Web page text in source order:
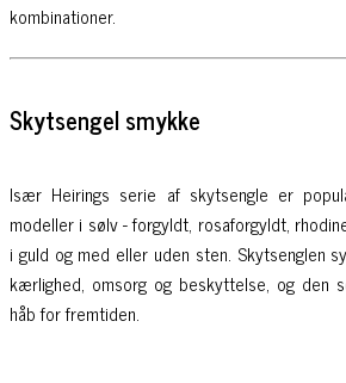
kombinationer.
Skytsengel smykke
Især Heirings serie af skytsengle er
modeller i sølv - forgyldt, rosaforgyldt,
i guld og med eller uden sten. Skytsenglen
kærlighed, omsorg og beskyttelse, og den
håb for fremtiden.